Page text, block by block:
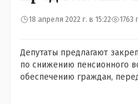
18 апреля 2022 г. в 15:22 1763
Депутаты предлагают
по снижению пенсионного
обеспечению граждан,